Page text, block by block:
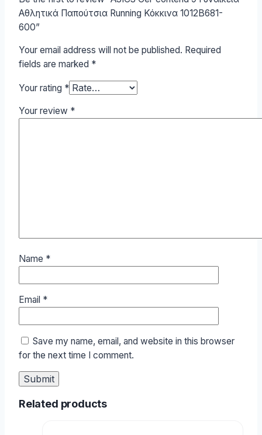
Αθλητικά Παπούτσια Running Κόκκινα 1012B681-
600”
Your email address will not be published. Required
fields are marked *
Your rating *
Your review *
Name *
Email *
Save my name, email, and website in this browser
for the next time I comment.
Related products